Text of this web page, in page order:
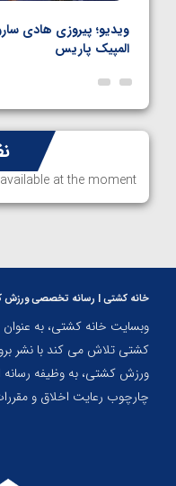
ویدیو؛ پیروزی هادی
المپیک پاریس
at the moment.
خانه کشتی | رسانه تخصصی ورزش
وبسایت خانه کشتی، به
کشتی تلاش می کند با نشر
ورزش کشتی، به وظیفه رسانه
چارچوب رعایت اخلاق و